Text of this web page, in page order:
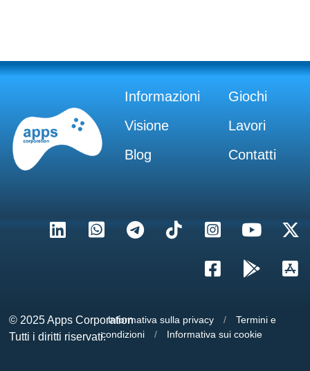
Informazioni
Giochi
Visione
Lavori
Blog
Contatti
© 2025Apps Corporation
Tutti i diritti riservati.
Informativa sulla privacy /
Termini e
condizioni
/ Informativa sui cookie